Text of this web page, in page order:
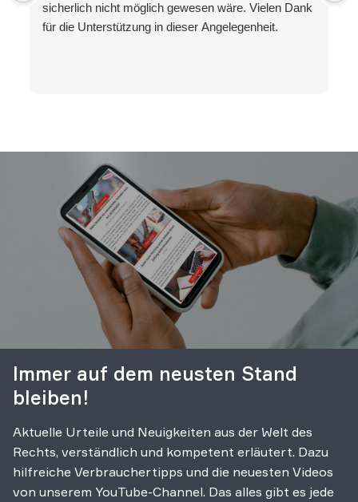
sicherlich nicht möglich gewesen wäre. Vielen Dank
für die Unterstützung in dieser Angelegenheit.
Immer auf dem neusten Stand
bleiben!
Aktuelle Urteile und Neuigkeiten aus der Welt des
Rechts, verständlich und kompetent erläutert. Dazu
hilfreiche Verbrauchertipps und die neuesten Videos
von unserem YouTube-Channel. Das alles gibt es jede